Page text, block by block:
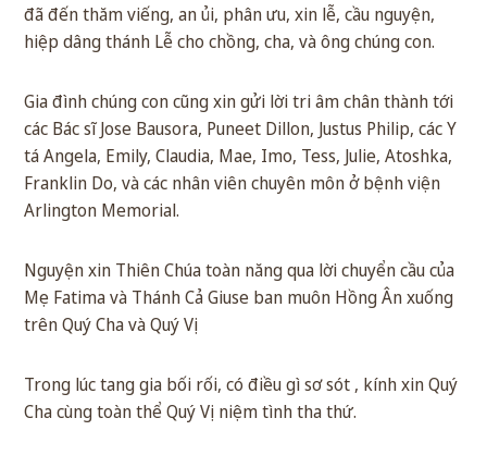
đã đến thăm viếng, an ủi, phân ưu, xin lễ, cầu nguyện,
hiệp dâng thánh Lễ cho chồng, cha, và ông chúng con.
Gia đình chúng con cũng xin gửi lời tri âm chân thành tới
các Bác sĩ Jose Bausora, Puneet Dillon, Justus Philip, các Y
tá Angela, Emily, Claudia, Mae, Imo, Tess, Julie, Atoshka,
Franklin Do, và các nhân viên chuyên môn ở bệnh viện
Arlington Memorial.
Nguyện xin Thiên Chúa toàn năng qua lời chuyển cầu của
Mẹ Fatima và Thánh Cả Giuse ban muôn Hồng Ân xuống
trên Quý Cha và Quý Vị
Trong lúc tang gia bối rối, có điều gì sơ sót , kính xin Quý
Cha cùng toàn thể Quý Vị niệm tình tha thứ.